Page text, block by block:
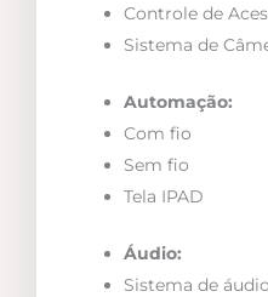
Controle de
Sistema de
Automação:
Com fio
Sem fio
Tela IPAD
Áudio:
Sistema de